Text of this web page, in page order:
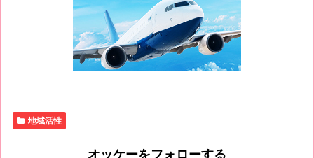
地域活性
オッケーをフォローする